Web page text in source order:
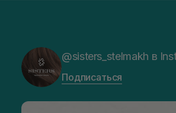
@sisters_stelmakh в
Подписаться